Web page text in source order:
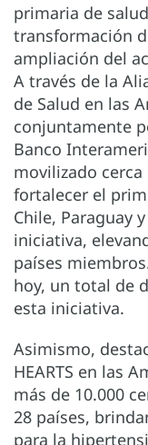
primaria de
transformación
ampliación del
A través de la
de Salud en las
conjuntamente
Banco
movilizado
fortalecer el
Chile, Paraguay
iniciativa,
países
hoy, un total de
esta iniciativa.
Asimismo,
HEARTS en las
más de 10.000
28 países,
para la